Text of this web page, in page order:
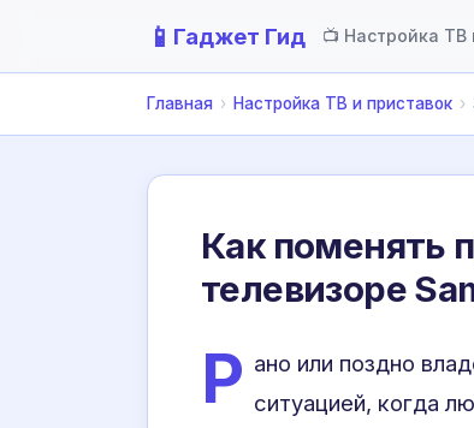
📱 Гаджет Гид 📺 Настройка ТВ
Главная › Настройка ТВ и приставок ›
Как поменять
телевизоре
Р ано или поздно
ситуацией, когда